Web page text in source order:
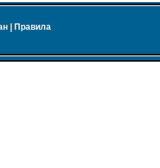
Правила